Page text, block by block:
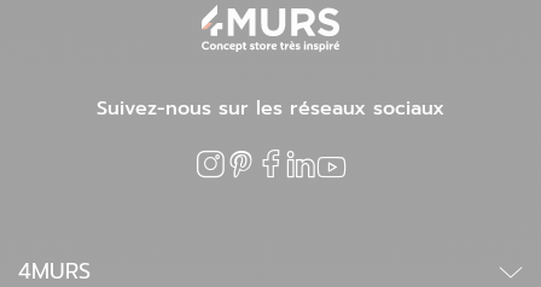
Suivez-nous sur les réseaux sociaux
4MURS